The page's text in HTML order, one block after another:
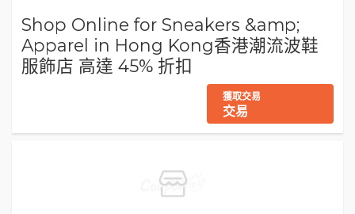
Shop Online for Sneakers &amp;
Apparel in Hong Kong香港潮流波鞋
服飾店 高達 45% 折扣
獲取交易
交易